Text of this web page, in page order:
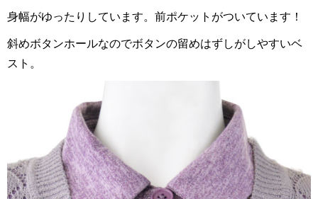
身幅がゆったりしています。前ポケットがついています！
斜めボタンホールなのでボタンの留めはずしがしやすいベ
スト。